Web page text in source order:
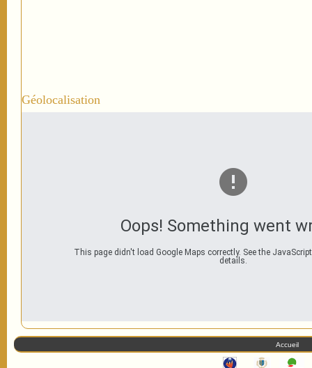
Géolocalisation
Oops! Something went
This page didn't load Google Maps correctly. See the
details.
Accueil